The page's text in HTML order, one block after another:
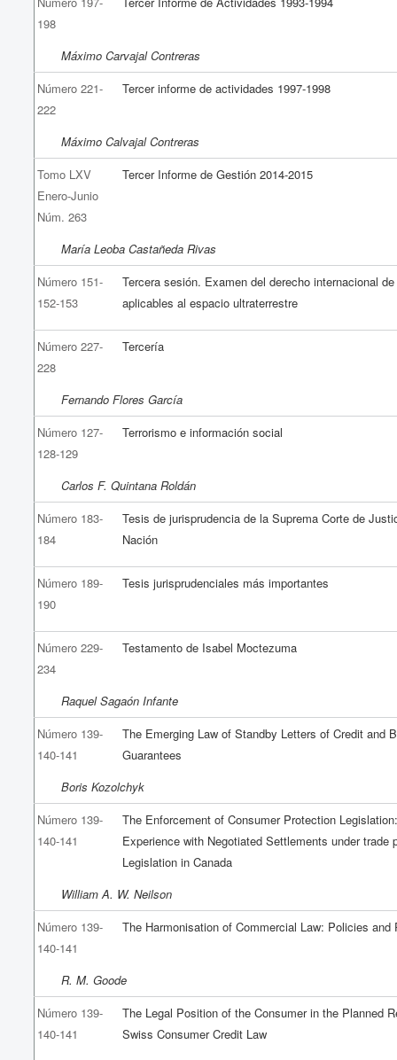
198
Máximo Carvajal Contreras
Número 221-
222
Tercer informe de actividades 1997-1998
Máximo Calvajal Contreras
Tomo LXV
Enero-Junio
Núm. 263
Tercer Informe de Gestión 2014-2015
María Leoba Castañeda Rivas
Número 151-
152-153
Tercera sesión. Examen del derecho internacional
aplicables al espacio ultraterrestre
Número 227-
228
Tercería
Fernando Flores García
Número 127-
128-129
Terrorismo e información social
Carlos F. Quintana Roldán
Número 183-
184
Tesis de jurisprudencia de la Suprema Corte de
Nación
Número 189-
190
Tesis jurisprudenciales más importantes
Número 229-
234
Testamento de Isabel Moctezuma
Raquel Sagaón Infante
Número 139-
140-141
The Emerging Law of Standby Letters of Credit and
Guarantees
Boris Kozolchyk
Número 139-
140-141
The Enforcement of Consumer Protection
Experience with Negotiated Settlements under trade
Legislation in Canada
William A. W. Neilson
Número 139-
140-141
The Harmonisation of Commercial Law: Policies and
R. M. Goode
Número 139-
140-141
The Legal Position of the Consumer in the Planned
Swiss Consumer Credit Law